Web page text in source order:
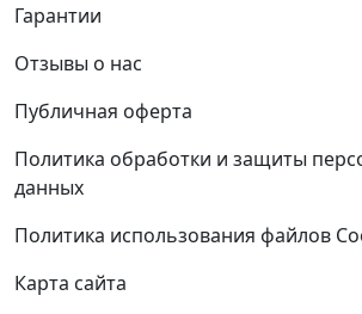
Гарантии
Отзывы о нас
Публичная оферта
Политика обработки и защиты
данных
Политика использования файлов
Карта сайта